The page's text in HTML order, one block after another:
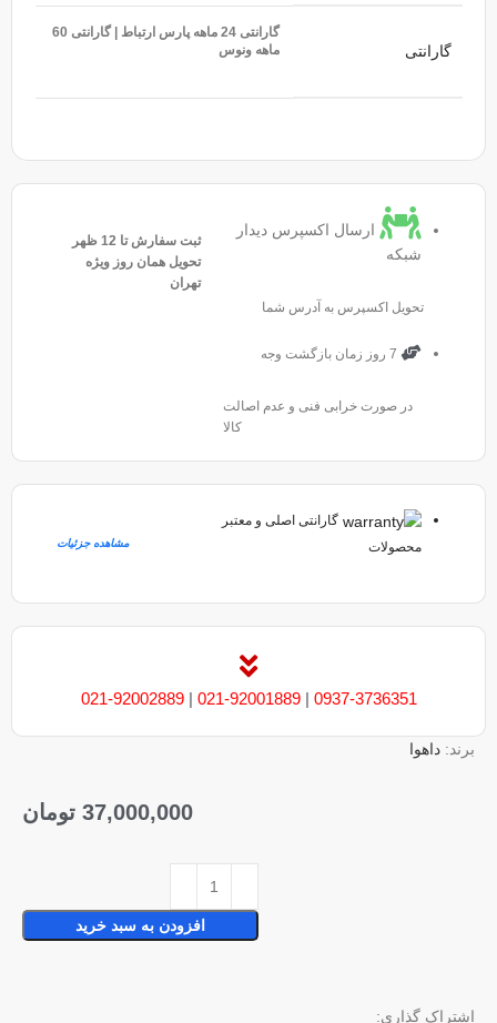
گارانتی
گارانتی 24 ماهه پارس ارتباط | گارانتی 60
ماهه ونوس
ارسال اکسپرس دیدار
شبکه
تحویل اکسپرس به آدرس شما
ثبت سفارش تا 12 ظهر
تحویل همان روز ویژه
تهران
7 روز زمان بازگشت وجه
در صورت خرابی فنی و عدم اصالت
کالا
گارانتی اصلی و معتبر
محصولات
مشاهده جزئیات
0937-3736351
|
021-92001889
|
021-92002889
برند:داهوا
37,000,000 تومان
افزودن به سبد خرید
اشتراک گذاری: